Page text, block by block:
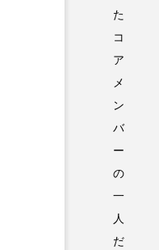
た
コ
ア
メ
ン
バ
ー
の
一
人
だ